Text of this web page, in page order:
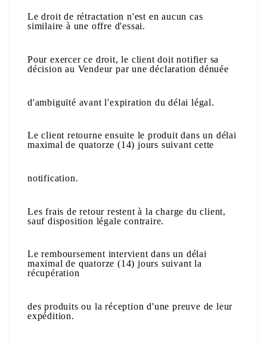
Le droit de rétractation n'est en aucun cas
similaire à une offre d'essai.
Pour exercer ce droit, le client doit notifier sa
décision au Vendeur par une déclaration dénuée
d'ambiguïté avant l'expiration du délai légal.
Le client retourne ensuite le produit dans un délai
maximal de quatorze (14) jours suivant cette
notification.
Les frais de retour restent à la charge du client,
sauf disposition légale contraire.
Le remboursement intervient dans un délai
maximal de quatorze (14) jours suivant la
récupération
des produits ou la réception d'une preuve de leur
expédition.